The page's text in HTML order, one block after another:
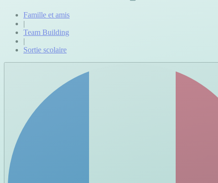
Famille et amis
|
Team Building
|
Sortie scolaire